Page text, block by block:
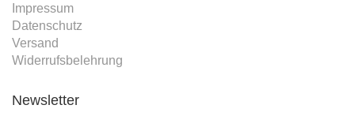
Impressum
Datenschutz
Versand
Widerrufsbelehrung
Newsletter